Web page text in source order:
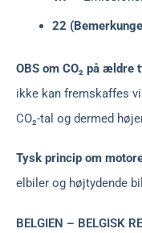
22
OBS om CO₂ på ældre
ikke kan fremskaffes
CO₂-tal og dermed
Tysk princip om
elbiler og højtydende
BELGIEN – BELGISK